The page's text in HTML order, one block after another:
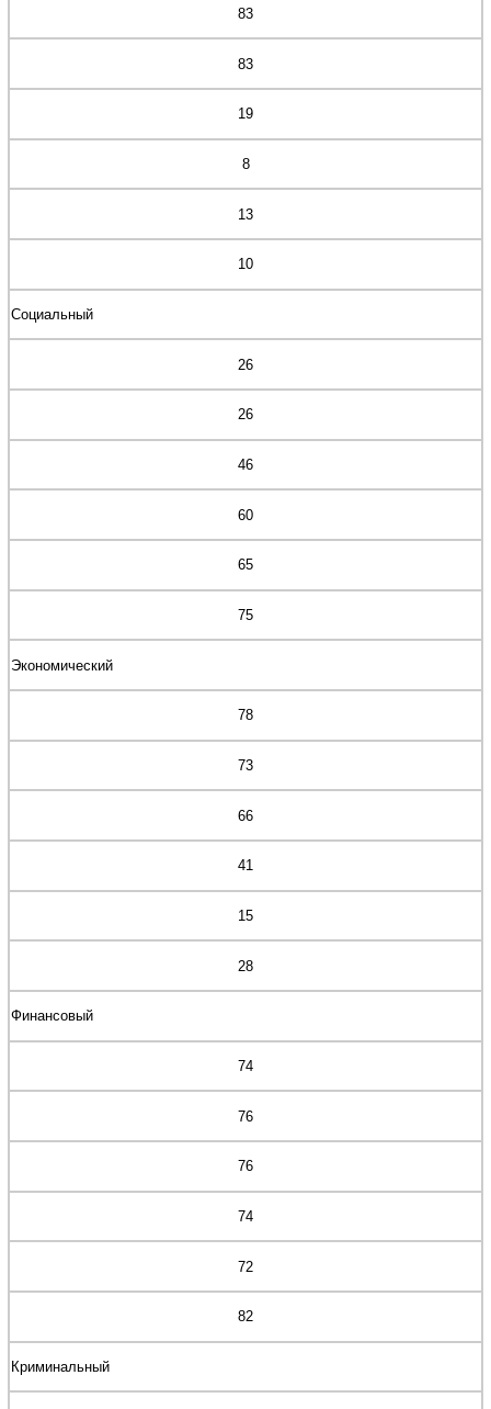
83
83
19
8
13
10
Социальный
26
26
46
60
65
75
Экономический
78
73
66
41
15
28
Финансовый
74
76
76
74
72
82
Криминальный